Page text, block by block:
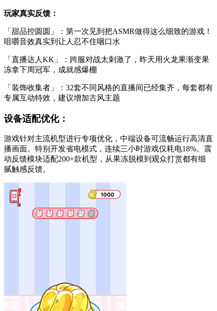
玩家真实反馈：
「甜品控圆圆」：第一次见到把ASMR做得这么细致的游戏！
咀嚼音效真实到让人忍不住咽口水
「直播达人KK」：跨服对战太刺激了，昨天用火龙果渐变果
冻拿下周冠军，成就感爆棚
「装饰收集者」：32套不同风格的直播间已经集齐，每套都有
专属互动特效，建议增加古风主题
设备适配优化：
游戏针对主流机型进行专项优化，中端设备可流畅运行高清直
播画面。特别开发省电模式，连续三小时游戏仅耗电18%。震
动反馈模块适配200+款机型，从果冻脱模到观众打赏都有细
腻触感反馈。